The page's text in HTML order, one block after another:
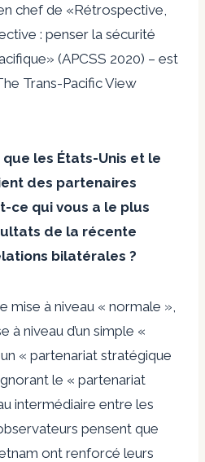
chef de «Rétrospective,
: penser la sécurité
» (APCSS 2020) – est
Trans-Pacific View
que les États-Unis et le
des partenaires
ce qui vous a le plus
de la récente
bilatérales ?
mise à niveau « normale »,
à niveau d’un simple «
« partenariat stratégique
le « partenariat
intermédiaire entre les
pensent que
ont renforcé leurs